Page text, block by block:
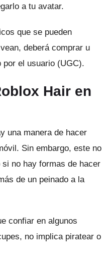
a tu avatar.
que se pueden
deberá comprar u
por el usuario (UGC).
Hair en
una manera de hacer
Sin embargo, este no
si no hay formas de hacer
de un peinado a la
confiar en algunos
no implica piratear o